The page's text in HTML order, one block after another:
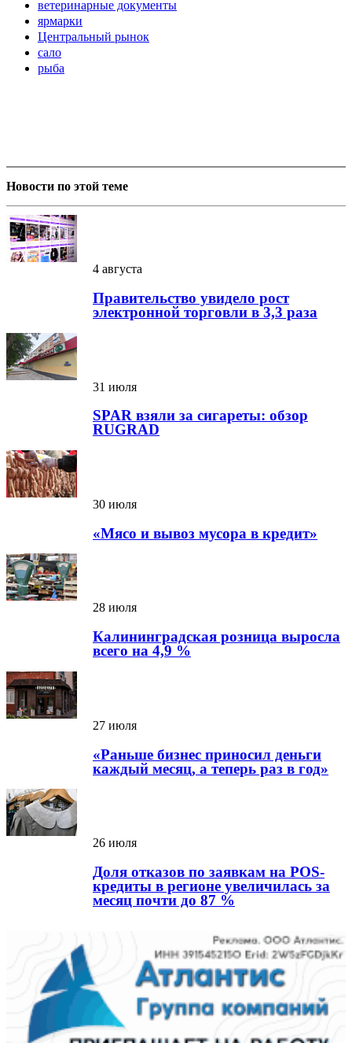
ветеринарные документы
ярмарки
Центральный рынок
сало
рыба
Новости по этой теме
4 августа
Правительство увидело рост
электронной торговли в 3,3 раза
31 июля
SPAR взяли за сигареты: обзор
RUGRAD
30 июля
«Мясо и вывоз мусора в кредит»
28 июля
Калининградская розница выросла
всего на 4,9 %
27 июля
«Раньше бизнес приносил деньги
каждый месяц, а теперь раз в год»
26 июля
Доля отказов по заявкам на POS-
кредиты в регионе увеличилась за
месяц почти до 87 %